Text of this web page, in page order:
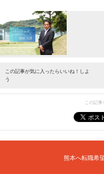
この記事が気に入ったらいいね！しよ
う
この記事
熊本へ転職希